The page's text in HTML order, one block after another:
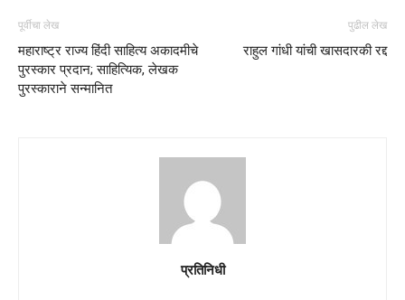
पूर्वीचा लेख
महाराष्ट्र राज्य हिंदी साहित्य अकादमीचे
पुरस्कार प्रदान; साहित्यिक, लेखक
पुरस्काराने सन्मानित
पुढील लेख
राहुल गांधी यांची खासदारकी रद्द
प्रतिनिधी